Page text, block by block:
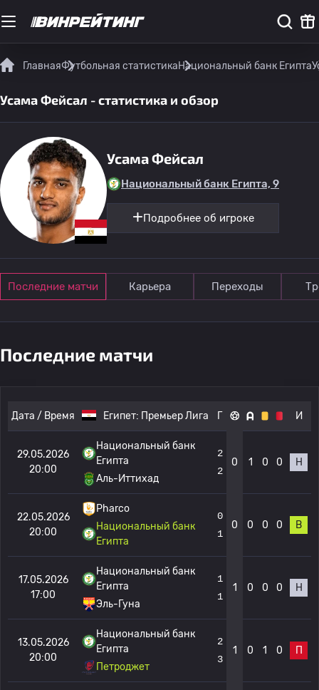
ГлавнаяФутбольная статистикаНациональный банк Египта
Усама Фейсал - статистика и обзор
Усама Фейсал
Национальный банк Египта, 9
Подробнее об игроке
Последние матчи Карьера Переходы
Последние матчи
Дата / Время Египет: Премьер Лига Г И
29.05.2026
20:00
Национальный банк
Египта
Аль-Иттихад
2
2
0 1 0 0 Н
22.05.2026
20:00
Pharco
Национальный банк
Египта
0
1
0 0 0 0 В
17.05.2026
17:00
Национальный банк
Египта
Эль-Гуна
1
1
1 0 0 0 Н
13.05.2026
20:00
Национальный банк
Египта
Петроджет
2
3
1 0 1 0 П